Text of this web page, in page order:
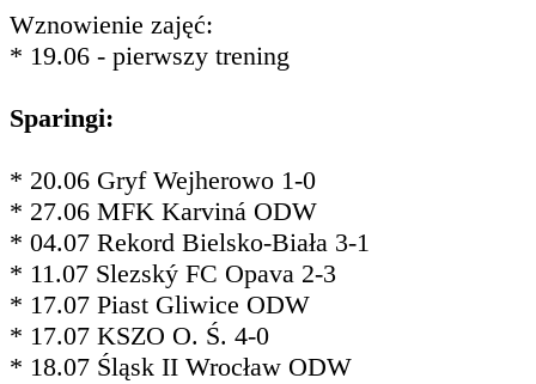
Wznowienie zajęć:
* 19.06 - pierwszy trening
Sparingi:
* 20.06 Gryf Wejherowo 1-0
* 27.06 MFK Karviná ODW
* 04.07 Rekord Bielsko-Biała 3-1
* 11.07 Slezský FC Opava 2-3
* 17.07 Piast Gliwice ODW
* 17.07 KSZO O. Ś. 4-0
* 18.07 Śląsk II Wrocław ODW